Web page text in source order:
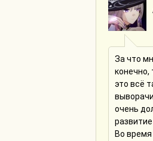
За что
конечно,
это всё
очень
Во